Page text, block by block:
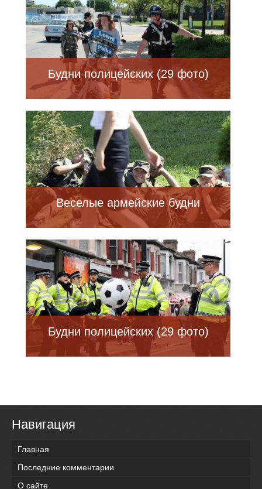
Будни полицейских (29 фото)
Веселые армейские будни
Будни полицейских (29 фото)
Навигация
Главная
Последние комментарии
О сайте